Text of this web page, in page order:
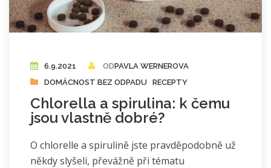
6.9.2021 ODPAVLA WERNEROVA
DOMÁCNOST BEZ ODPADU RECEPTY
Chlorella a spirulina: k čemu
jsou vlastně dobré?
O chlorelle a spirulině jste pravděpodobně už
někdy slyšeli, převážně při tématu